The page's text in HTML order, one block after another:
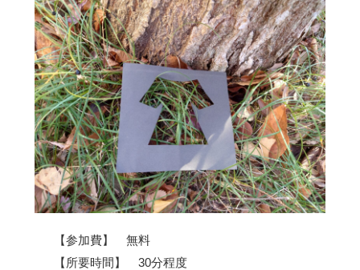
【参加費】 無料
【所要時間】 30分程度